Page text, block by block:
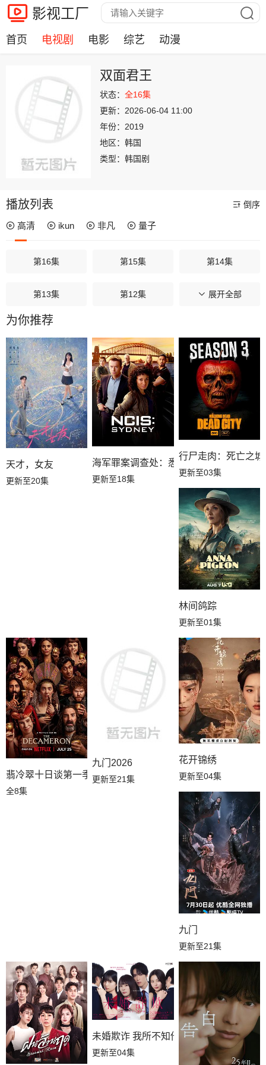
影视工厂
首页 电视剧 电影 综艺 动漫
双面君王
状态： 全16集
更新： 2026-06-04 11:00
年份： 2019
地区： 韩国
类型： 韩国剧
播放列表 倒序
高清 ikun 非凡 量子
第16集 第15集 第14集
第13集 第12集 第11集
第10集
第07集 第06集 第05集
第04集 第03集 第02集
第01集
展开全部
为你推荐
天才，女友
更新至20集
海军罪案调查处：悉尼第三季
更新至18集
行尸走肉：死亡之
更新至03集
林间鸽踪
更新至01集
翡冷翠十日谈第一季
全8集
九门2026
更新至21集
花开锦绣
更新至04集
九门
更新至21集
未婚欺诈 我所不知他的真面目
更新至04集